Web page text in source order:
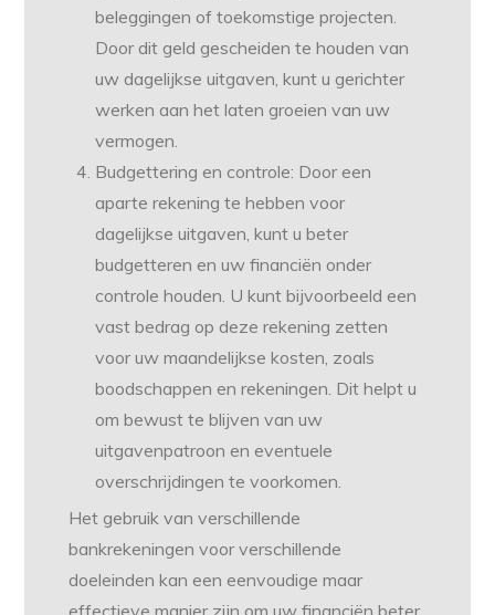
beleggingen of toekomstige projecten.
Door dit geld gescheiden te houden van
uw dagelijkse uitgaven, kunt u gerichter
werken aan het laten groeien van uw
vermogen.
Budgettering en controle: Door een
aparte rekening te hebben voor
dagelijkse uitgaven, kunt u beter
budgetteren en uw financiën onder
controle houden. U kunt bijvoorbeeld een
vast bedrag op deze rekening zetten
voor uw maandelijkse kosten, zoals
boodschappen en rekeningen. Dit helpt u
om bewust te blijven van uw
uitgavenpatroon en eventuele
overschrijdingen te voorkomen.
Het gebruik van verschillende
bankrekeningen voor verschillende
doeleinden kan een eenvoudige maar